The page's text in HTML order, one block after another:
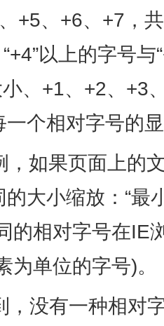
+5、+6、+7，
以上的字号
、+1、+2、+3
个相对字号的
如果页面上的
大小缩放：“最
的相对字号在IE
为单位的字号)。
没有一种相对